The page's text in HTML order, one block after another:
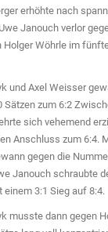
erhöhte nach
Janouch verlor
Holger Wöhrle im
und Axel Weisser
Sätzen zum 6:2
sich vehemend
Anschluss zum 6:4.
gegen die
Janouch schraubte
einem 3:1 Sieg auf 8:4.
musste dann gegen